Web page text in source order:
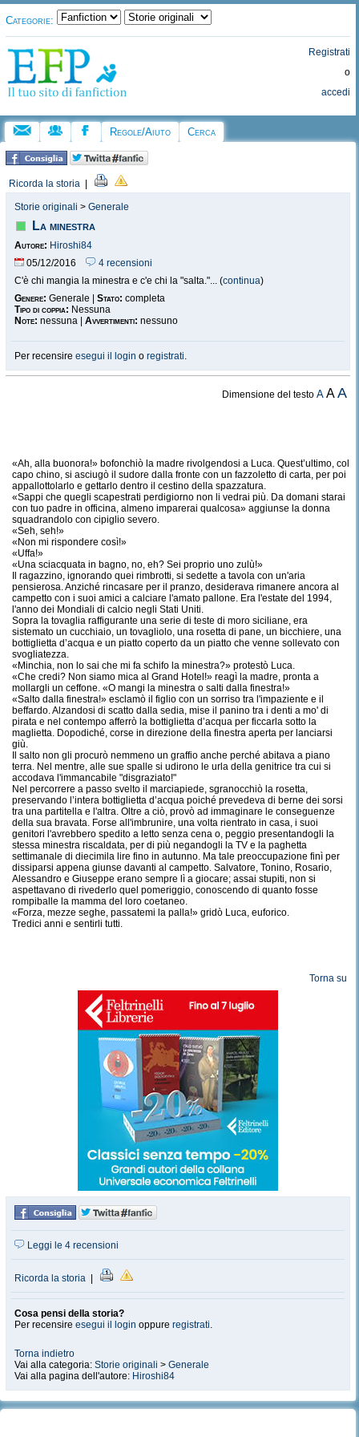
Categorie:
Registrati
o
accedi
Regole/Aiuto Cerca
Ricorda la storia
Storie originali > Generale
La minestra
Autore: Hiroshi84
05/12/2016
4 recensioni
C'è chi mangia la minestra e c'e chi la "salta."... (continua)
Genere: Generale | Stato: completa
Tipo di coppia: Nessuna
Note: nessuna | Avvertimenti: nessuno
Per recensire esegui il login o registrati.
Dimensione del testoA AA
«Ah, alla buonora!» bofonchiò la madre rivolgendosi a Luca. Quest’ultimo, col
capo chino, si asciugò il sudore dalla fronte con un fazzoletto di carta, per poi
appallottolarlo e gettarlo dentro il cestino della spazzatura.
«Sappi che quegli scapestrati perdigiorno non li vedrai più. Da domani starai
con tuo padre in officina, almeno imparerai qualcosa» aggiunse la donna
squadrandolo con cipiglio severo.
«Seh, seh!»
«Non mi rispondere così!»
«Uffa!»
«Una sciacquata in bagno, no, eh? Sei proprio uno zulù!»
Il ragazzino, ignorando quei rimbrotti, si sedette a tavola con un'aria
pensierosa. Anziché rincasare per il pranzo, desiderava rimanere ancora al
campetto con i suoi amici a calciare l'amato pallone. Era l'estate del 1994,
l'anno dei Mondiali di calcio negli Stati Uniti.
Sopra la tovaglia raffigurante una serie di teste di moro siciliane, era
sistemato un cucchiaio, un tovagliolo, una rosetta di pane, un bicchiere, una
bottiglietta d’acqua e un piatto coperto da un piatto che venne sollevato con
svogliatezza.
«Minchia, non lo sai che mi fa schifo la minestra?» protestò Luca.
«Che credi? Non siamo mica al Grand Hotel!» reagì la madre, pronta a
mollargli un ceffone. «O mangi la minestra o salti dalla finestra!»
«Salto dalla finestra!» esclamò il figlio con un sorriso tra l'impaziente e il
beffardo. Alzandosi di scatto dalla sedia, mise il panino tra i denti a mo' di
pirata e nel contempo afferrò la bottiglietta d’acqua per ficcarla sotto la
maglietta. Dopodiché, corse in direzione della finestra aperta per lanciarsi
giù.
​Il salto non gli procurò nemmeno un graffio anche perché abitava a piano
terra. Nel mentre, alle sue spalle si udirono le urla della genitrice tra cui si
accodava l'immancabile "disgraziato!"
Nel percorrere a passo svelto il marciapiede, sgranocchiò la rosetta,
preservando l’intera bottiglietta d’acqua poiché prevedeva di berne dei sorsi
tra una partitella e l'altra. Oltre a ciò, provò ad immaginare le conseguenze
della sua bravata. Forse all'imbrunire, una volta rientrato in casa, i suoi
genitori l'avrebbero spedito a letto senza cena o, peggio presentandogli la
stessa minestra riscaldata, per di più negandogli la TV e la paghetta
settimanale di diecimila lire fino in autunno. Ma tale preoccupazione finì per
dissiparsi appena giunse davanti al campetto. Salvatore, Tonino, Rosario,
Alessandro e Giuseppe erano sempre lì a giocare; assai stupiti, non si
aspettavano di rivederlo quel pomeriggio, conoscendo di quanto fosse
rompiballe la mamma del loro coetaneo.
«Forza, mezze seghe, passatemi la palla!» gridò Luca, euforico.
Tredici anni e sentirli tutti.
Torna su
Leggi le 4 recensioni
Ricorda la storia
Cosa pensi della storia?
Per recensire esegui il login oppure registrati.
Torna indietro
Vai alla categoria: Storie originali > Generale
Vai alla pagina dell'autore: Hiroshi84